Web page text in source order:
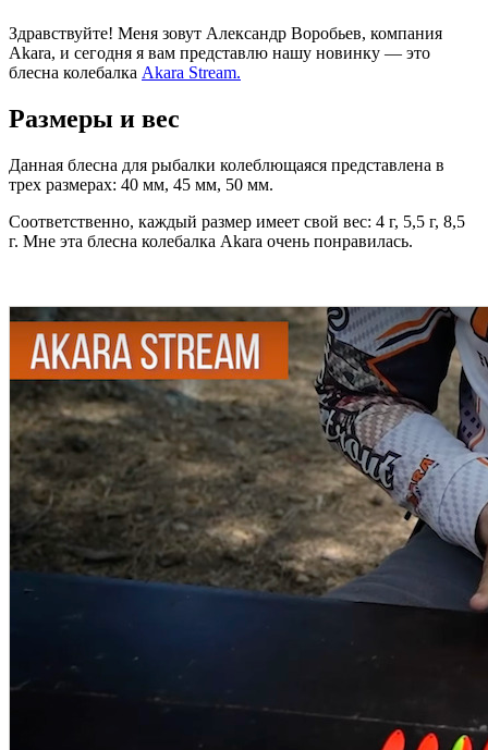
Здравствуйте! Меня зовут Александр Воробьев, компания
Akara, и сегодня я вам представлю нашу новинку — это
блесна колебалка Akara Stream.
Размеры и вес
Данная блесна для рыбалки колеблющаяся представлена в
трех размерах: 40 мм, 45 мм, 50 мм.
Соответственно, каждый размер имеет свой вес: 4 г, 5,5 г, 8,5
г. Мне эта блесна колебалка Akara очень понравилась.